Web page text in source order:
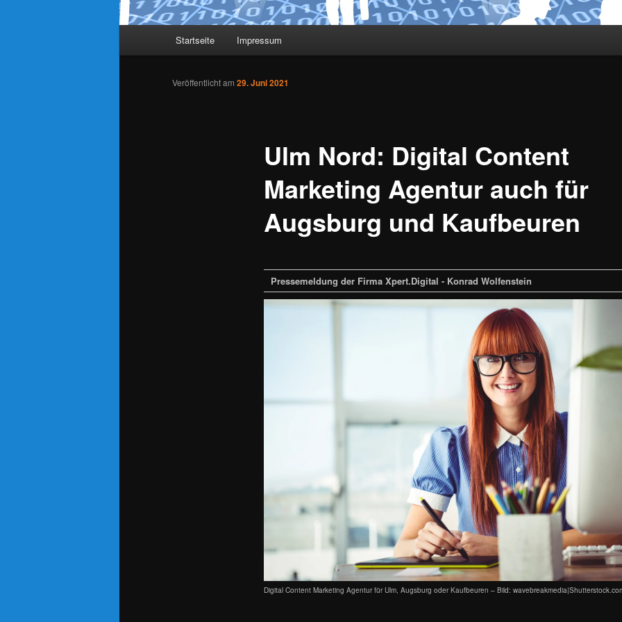
Zum Inhalt wechseln
Zum sekundären Inhalt wechseln
Startseite Impressum
Ulm Nord: Digital Content
Marketing Agentur auch für
Augsburg und Kaufbeuren
Veröffentlicht am 29. Juni 2021
Pressemeldung der Firma Xpert.Digital - Konrad Wolfenstein
Digital Content Marketing Agentur für Ulm, Augsburg oder Kaufbeuren – Bild: